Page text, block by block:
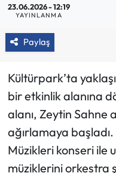
23.06.2026 - 12:19
YAYINLANMA
Paylaş
Kültürpark’ta
bir etkinlik alanına
alanı, Zeytin Sahne
ağırlamaya
Müzikleri konseri ile
müziklerini orkestra